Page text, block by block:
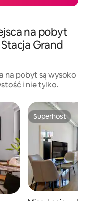
na pobyt
Grand
na pobyt są wysoko
i nie tylko.
Superhost
Superhost